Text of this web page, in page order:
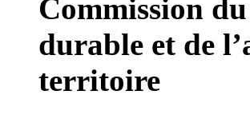
Commission
durable et de
territoire